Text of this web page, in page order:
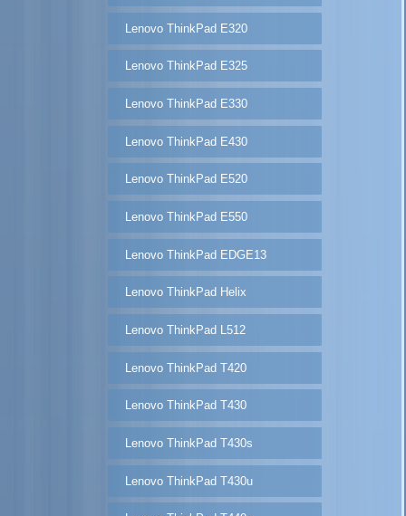
Lenovo ThinkPad E320
Lenovo ThinkPad E325
Lenovo ThinkPad E330
Lenovo ThinkPad E430
Lenovo ThinkPad E520
Lenovo ThinkPad E550
Lenovo ThinkPad EDGE13
Lenovo ThinkPad Helix
Lenovo ThinkPad L512
Lenovo ThinkPad T420
Lenovo ThinkPad T430
Lenovo ThinkPad T430s
Lenovo ThinkPad T430u